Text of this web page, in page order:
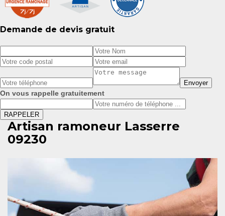
Demande de devis gratuit
On vous rappelle gratuitement
Artisan ramoneur Lasserre
09230